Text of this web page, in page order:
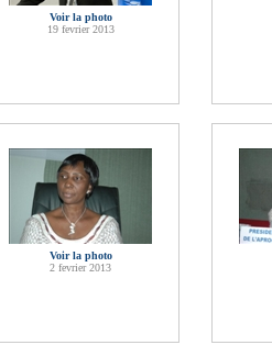
Voir la photo
19 fevrier 2013
Voir la photo
2 fevrier 2013